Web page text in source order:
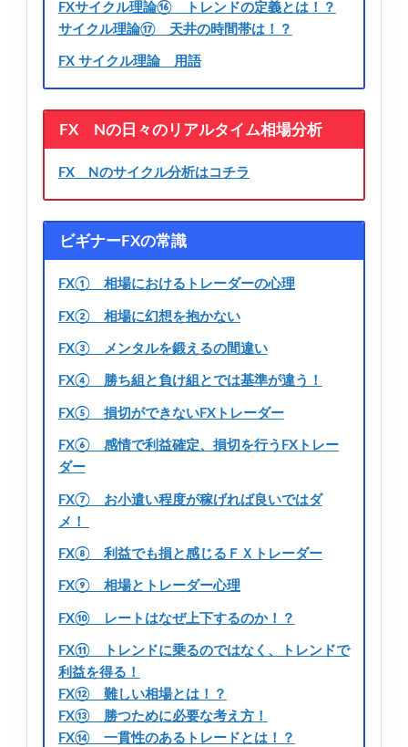
FXサイクル理論⑯ トレンドの定義とは！？
サイクル理論⑰ 天井の時間帯は！？
FX サイクル理論 用語
FX Nの日々のリアルタイム相場分析
FX Nのサイクル分析はコチラ
ビギナーFXの常識
FX① 相場におけるトレーダーの心理
FX② 相場に幻想を抱かない
FX③ メンタルを鍛えるの間違い
FX④ 勝ち組と負け組とでは基準が違う！
FX⑤ 損切ができないFXトレーダー
FX⑥ 感情で利益確定、損切を行うFXトレー
ダー
FX⑦ お小遣い程度が稼げれば良いではダ
メ！
FX⑧ 利益でも損と感じるＦＸトレーダー
FX⑨ 相場とトレーダー心理
FX⑩ レートはなぜ上下するのか！？
FX⑪ トレンドに乗るのではなく、トレンドで
利益を得る！
FX⑫ 難しい相場とは！？
FX⑬ 勝つために必要な考え方！
FX⑭ 一貫性のあるトレードとは！？